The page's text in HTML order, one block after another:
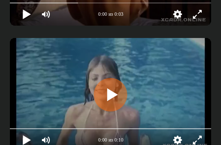
0:00 из 0:03
0:00 из 0:10